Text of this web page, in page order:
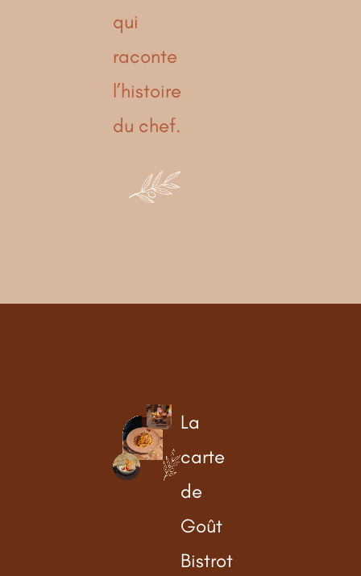
qui
raconte
l’histoire
du chef.
La
carte
de
Goût
Bistrot